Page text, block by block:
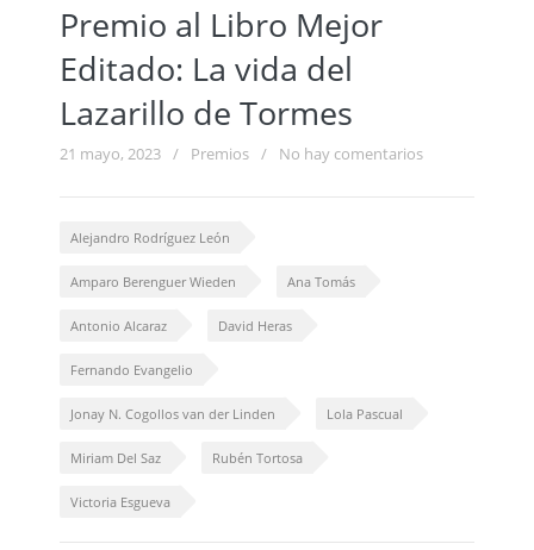
Premio al Libro Mejor
Editado: La vida del
Lazarillo de Tormes
21 mayo, 2023 / Premios / No hay comentarios
Alejandro Rodríguez León
Amparo Berenguer Wieden Ana Tomás
Antonio Alcaraz David Heras
Fernando Evangelio
Jonay N. Cogollos van der Linden Lola Pascual
Miriam Del Saz Rubén Tortosa
Victoria Esgueva